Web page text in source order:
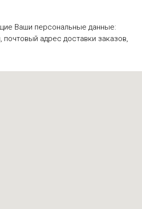
Ваши персональные данные:
адрес доставки заказов,